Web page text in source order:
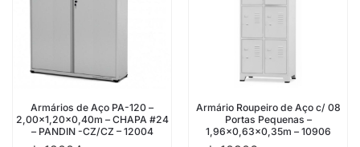
Armários de Aço PA-120 –
2,00×1,20×0,40m – CHAPA #24
– PANDIN -CZ/CZ – 12004
Armário Roupeiro de Aço c/ 08
Portas Pequenas –
1,96×0,63×0,35m – 10906